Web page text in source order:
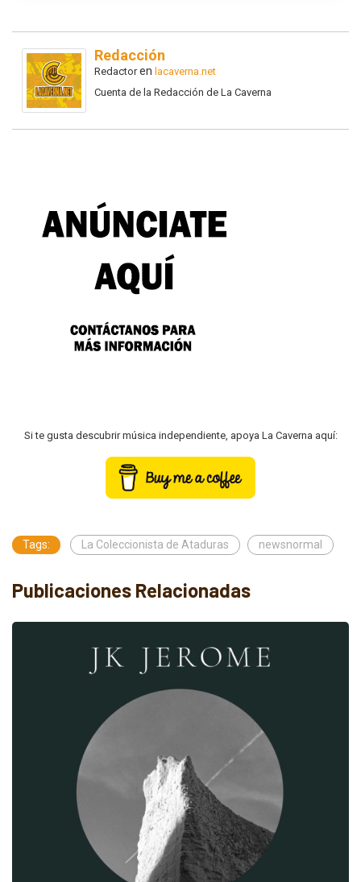
Redacción
Redactoren lacaverna.net
Cuenta de la Redacción de La Caverna
Si te gusta descubrir música independiente, apoya La Caverna aquí:
Tags: La Coleccionista de Ataduras newsnormal
Publicaciones Relacionadas